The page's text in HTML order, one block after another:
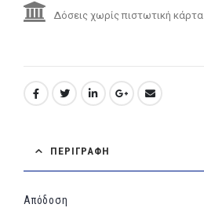
Δόσεις χωρίς πιστωτική κάρτα
ΠΕΡΙΓΡΑΦΉ
Απόδοση